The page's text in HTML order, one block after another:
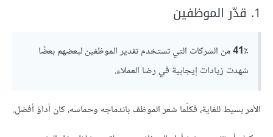
1. قدّر الموظفين
41٪من الشركات التي تستخدم تقدير الموظفين لبعضهم بعضًا
شهدت زيادات إيجابية في رضا العملاء.
الأمر بسيط للغاية، فكلّما شعر الموظف باندماجه وحماسه، كان أداؤ أفضل.